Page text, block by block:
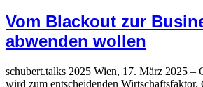
Vom Blackout zur
abwenden wollen
schubert.talks 2025 Wien, 17. März 2025 –
wird zum entscheidenden